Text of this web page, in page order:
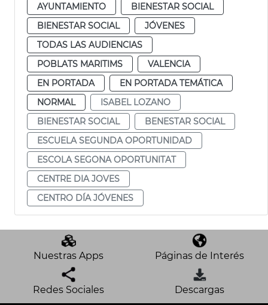
AYUNTAMIENTO
BIENESTAR SOCIAL
BIENESTAR SOCIAL
JÓVENES
TODAS LAS AUDIENCIAS
POBLATS MARITIMS
VALENCIA
EN PORTADA
EN PORTADA TEMÁTICA
NORMAL
ISABEL LOZANO
BIENESTAR SOCIAL
BENESTAR SOCIAL
ESCUELA SEGUNDA OPORTUNIDAD
ESCOLA SEGONA OPORTUNITAT
CENTRE DIA JOVES
CENTRO DÍA JÓVENES
Nuestras Apps Páginas de Interés
Redes Sociales Descargas